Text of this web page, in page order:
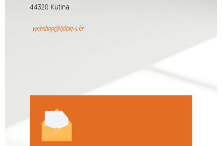
44320 Kutina
webshop@ljiljan-s.hr